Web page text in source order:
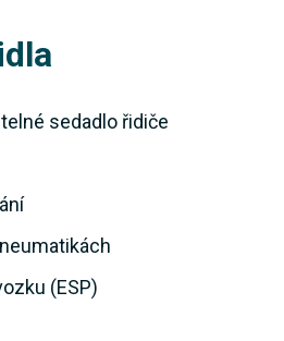
sedadlo řidiče
(ESP)